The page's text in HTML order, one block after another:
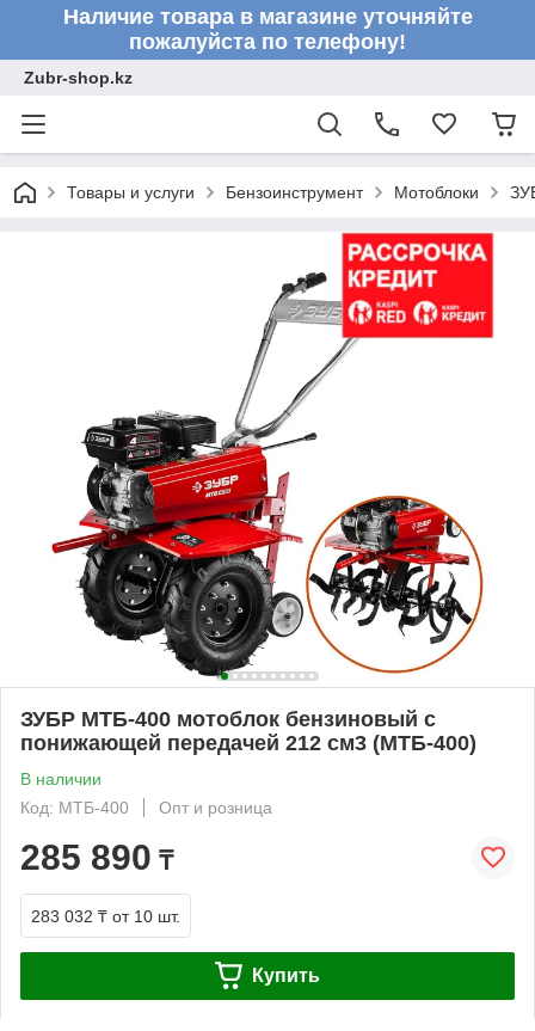
Наличие товара в магазине уточняйте
пожалуйста по телефону!
Zubr-shop.kz
Товары и услуги Бензоинструмент Мотоблоки
ЗУБР МТБ-400 мотоблок бензиновый с
понижающей передачей 212 см3 (МТБ-400)
В наличии
Код: МТБ-400
Опт и розница
285 890 ₸
283 032 ₸ от 10 шт.
Купить